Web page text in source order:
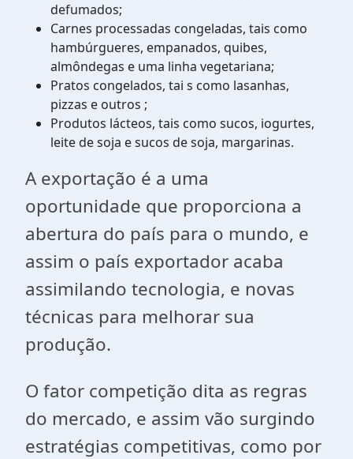
defumados;
Carnes processadas congeladas, tais como
hambúrgueres, empanados, quibes,
almôndegas e uma linha vegetariana;
Pratos congelados, tai s como lasanhas,
pizzas e outros ;
Produtos lácteos, tais como sucos, iogurtes,
leite de soja e sucos de soja, margarinas.
A exportação é a uma
oportunidade que proporciona a
abertura do país para o mundo, e
assim o país exportador acaba
assimilando tecnologia, e novas
técnicas para melhorar sua
produção.
O fator competição dita as regras
do mercado, e assim vão surgindo
estratégias competitivas, como por